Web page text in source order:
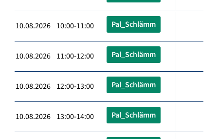
10.08.2026 10:00-11:00 Pal_Schlämm
10.08.2026 11:00-12:00 Pal_Schlämm
10.08.2026 12:00-13:00 Pal_Schlämm
10.08.2026 13:00-14:00 Pal_Schlämm